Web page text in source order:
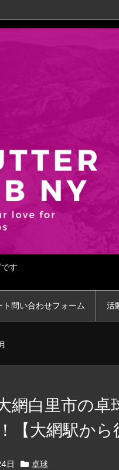
す
ト問い合わせフォーム 活
網白里市の卓
【大網駅から
日 卓球